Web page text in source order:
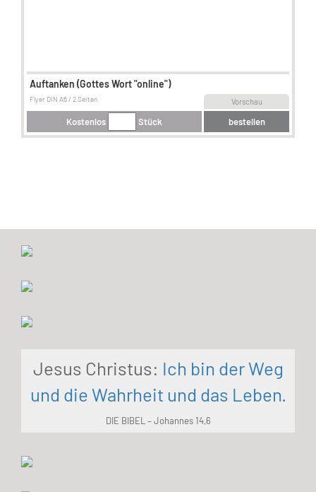
Auftanken (Gottes Wort "online")
Vorschau
Flyer DIN A6 / 2 Seiten
Kostenlos Stück bestellen
Jesus Christus: Ich bin der Weg
und die Wahrheit und das Leben.
DIE BIBEL – Johannes 14,6